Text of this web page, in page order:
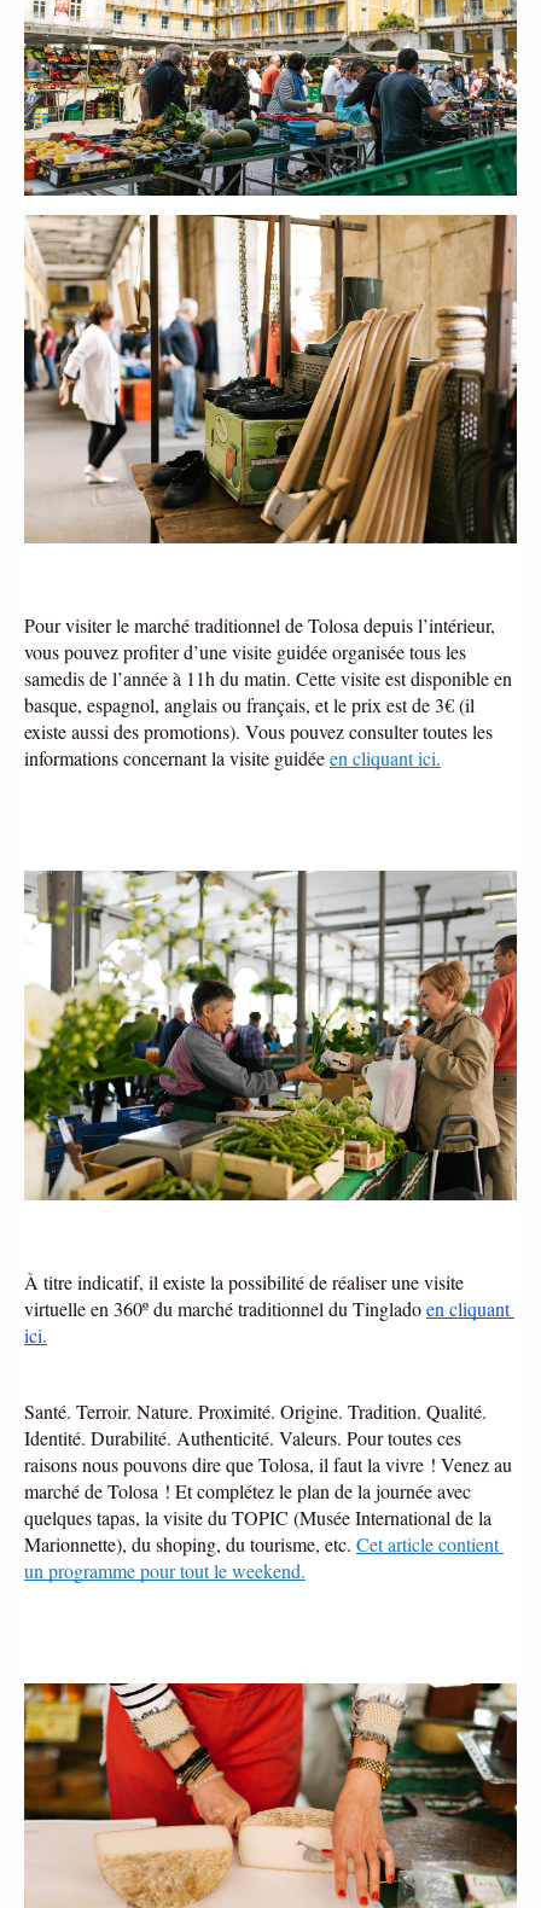
Pour visiter le marché traditionnel de Tolosa depuis l’intérieur,
vous pouvez profiter d’une visite guidée organisée tous les
samedis de l’année à 11h du matin. Cette visite est disponible en
basque, espagnol, anglais ou français, et le prix est de 3€ (il
existe aussi des promotions). Vous pouvez consulter toutes les
informations concernant la visite guidéeen cliquant ici.
À titre indicatif, il existe la possibilité de réaliser une visite
virtuelle en 360º du marché traditionnel du Tinglado en cliquant
ici.
Santé. Terroir. Nature. Proximité. Origine. Tradition. Qualité.
Identité. Durabilité. Authenticité. Valeurs. Pour toutes ces
raisons nous pouvons dire que Tolosa, il faut la vivre ! Venez au
marché de Tolosa ! Et complétez le plan de la journée avec
quelques tapas, la visite du TOPIC (Musée International de la
Marionnette), du shoping, du tourisme, etc. Cet article contient
un programme pour tout le weekend.